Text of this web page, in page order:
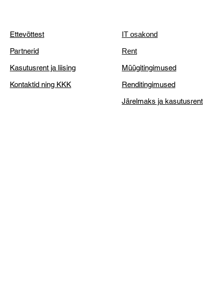
Ettevõttest
Partnerid
Kasutusrent ja liising
Kontaktid ning KKK
IT osakond
Rent
Müügitingimused
Renditingimused
Järelmaks ja kasutusrent